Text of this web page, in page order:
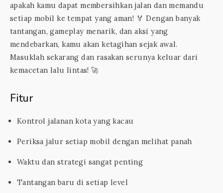
apakah kamu dapat membersihkan jalan dan memandu
setiap mobil ke tempat yang aman! 🏅 Dengan banyak
tantangan, gameplay menarik, dan aksi yang
mendebarkan, kamu akan ketagihan sejak awal.
Masuklah sekarang dan rasakan serunya keluar dari
kemacetan lalu lintas! 🚀
Fitur
Kontrol jalanan kota yang kacau
Periksa jalur setiap mobil dengan melihat panah
Waktu dan strategi sangat penting
Tantangan baru di setiap level